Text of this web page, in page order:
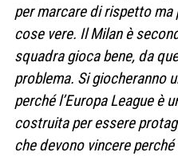
per marcare di rispetto
cose vere. Il Milan è
squadra gioca bene, da
problema. Si giocheranno
perché l’Europa League è
costruita per essere
che devono vincere